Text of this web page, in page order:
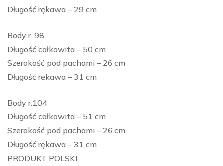
Długość rękawa – 29 cm
Body r. 98
Długość całkowita – 50 cm
Szerokość pod pachami – 26 cm
Długość rękawa – 31 cm
Body r.104
Długość całkowita – 51 cm
Szerokość pod pachami – 26 cm
Długość rękawa – 31 cm
PRODUKT POLSKI